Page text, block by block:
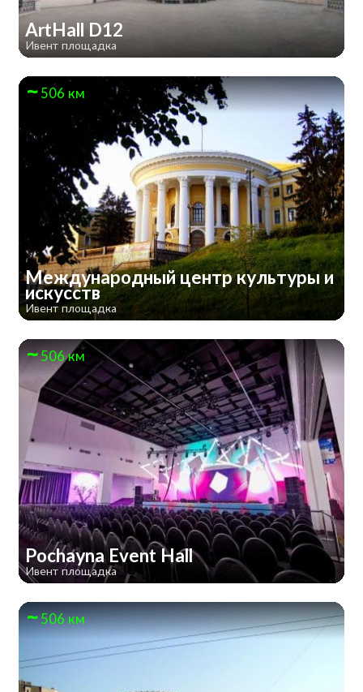
ArtHall D12
Ивент площадка
506 км
Международный центр культуры и
искусств
Ивент площадка
506 км
Pochayna Event Hall
Ивент площадка
506 км